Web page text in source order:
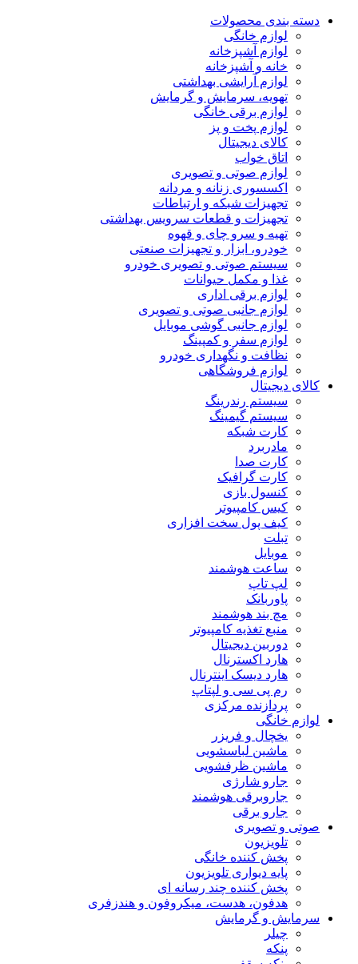
دسته بندی محصولات
لوازم خانگی
لوازم آشپزخانه
خانه و آشپزخانه
لوازم آرایشی بهداشتی
تهویه، سرمایش و گرمایش
لوازم برقی خانگی
لوازم پخت و پز
کالای دیجیتال
اتاق خواب
لوازم صوتی و تصویری
اکسسوری زنانه و مردانه
تجهیزات شبکه و ارتباطات
تجهیزات و قطعات سرویس بهداشتی
تهیه و سرو چای و قهوه
خودرو، ابزار و تجهیزات صنعتی
سیستم صوتی و تصویری خودرو
غذا و مکمل حیوانات
لوازم برقی اداری
لوازم جانبی صوتی و تصویری
لوازم جانبی گوشی موبایل
لوازم سفر و کمپینگ
نظافت و نگهداری خودرو
لوازم فروشگاهی
کالای دیجیتال
سیستم رندرینگ
سیستم گیمینگ
کارت شبکه
مادربرد
کارت صدا
کارت گرافیک
کنسول بازی
کیس کامپیوتر
کیف پول سخت افزاری
تبلت
موبایل
ساعت هوشمند
لپ تاپ
پاوربانک
مچ بند هوشمند
منبع تغذیه کامپیوتر
دوربین دیجیتال
هارد اکسترنال
هارد دیسک اینترنال
رم پی سی و لپتاپ
پردازنده مرکزی
لوازم خانگی
یخچال و فریزر
ماشین لباسشویی
ماشین ظرفشویی
جارو شارژی
جاروبرقی هوشمند
جارو برقی
صوتی و تصویری
تلویزیون
پخش کننده خانگی
پایه دیواری تلویزیون
پخش کننده چند رسانه ای
هدفون، هدست، میکروفون و هندزفری
سرمایش و گرمایش
چیلر
پنکه